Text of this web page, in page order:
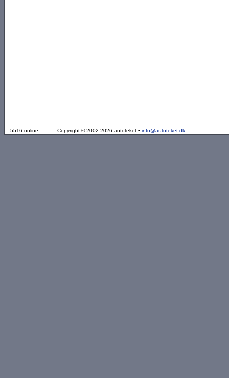
5516 online Copyright © 2002-2026 autoteket • info@autoteket.dk